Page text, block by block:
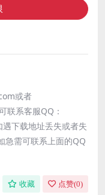
或者
联系客服QQ：
下载地址丢失或者失
急需可联系上面的QQ
收藏 点赞(0)